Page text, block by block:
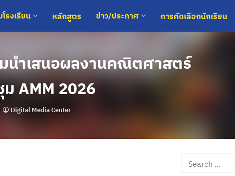
โรงเรียน หลักสูตร ข่าว/ประกาศ การคัดเลือกนักเรียน
นำเสนอผลงานคณิตศาสตร์
ม AMM 2026
Digital Media Center
Search
for: